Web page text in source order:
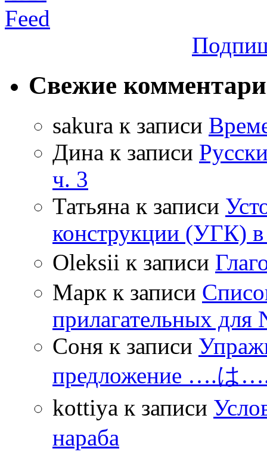
Свежие
sakura к записи
Дина к записи
ч. 3
Татьяна к записи
конструкции (УГК) в
Oleksii к записи
Марк к записи
прилагательных для
Соня к записи
предложение ….は
kottiya к записи
нараба